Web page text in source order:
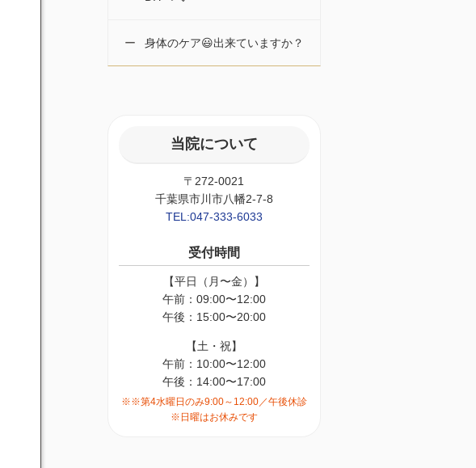
身体のケア😃出来ていますか？
当院について
〒272-0021
千葉県市川市八幡2-7-8
TEL:047-333-6033
受付時間
【平日（月〜金）】
午前：09:00〜12:00
午後：15:00〜20:00
【土・祝】
午前：10:00〜12:00
午後：14:00〜17:00
※※第4水曜日のみ9:00～12:00／午後休診
※日曜はお休みです